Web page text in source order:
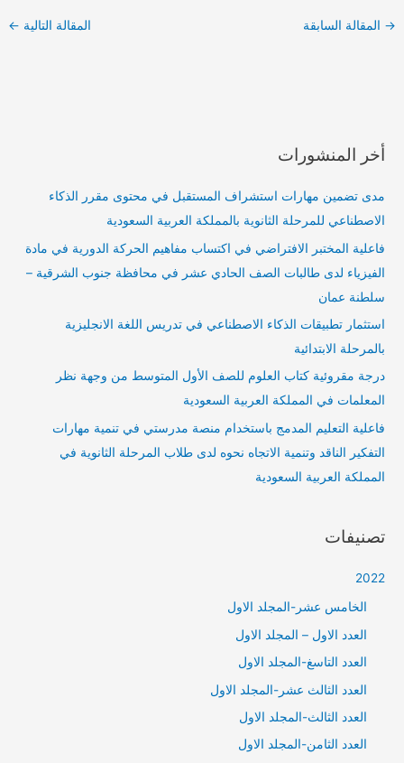
→ المقالة السابقة المقالة التالية ←
أخر المنشورات
مدى تضمين مهارات استشراف المستقبل في محتوى مقرر الذكاء
الاصطناعي للمرحلة الثانوية بالمملكة العربية السعودية
فاعلية المختبر الافتراضي في اكتساب مفاهيم الحركة الدورية في مادة
الفيزياء لدى طالبات الصف الحادي عشر في محافظة جنوب الشرقية –
سلطنة عمان
استثمار تطبيقات الذكاء الاصطناعي في تدريس اللغة الانجليزية
بالمرحلة الابتدائية
درجة مقروئية كتاب العلوم للصف الأول المتوسط من وجهة نظر
المعلمات في المملكة العربية السعودية
فاعلية التعليم المدمج باستخدام منصة مدرستي في تنمية مهارات
التفكير الناقد وتنمية الاتجاه نحوه لدى طلاب المرحلة الثانوية في
المملكة العربية السعودية
تصنيفات
2022
الخامس عشر-المجلد الاول
العدد الاول – المجلد الاول
العدد التاسغ-المجلد الاول
العدد الثالث عشر-المجلد الاول
العدد الثالث-المجلد الاول
العدد الثامن-المجلد الاول